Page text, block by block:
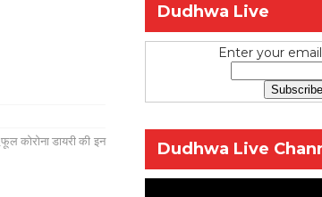
कोरोना डायरी की इन
Dudhwa Live
Enter your
Dudhwa Live